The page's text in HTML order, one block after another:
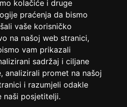
kolačiće i druge
praćenja da bismo
vaše korisničko
na našoj web stranici,
vam prikazali
sadržaj i ciljane
analizirali promet na našoj
i razumjeli odakle
naši posjetitelji.